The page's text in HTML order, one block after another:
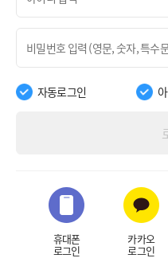
자동로그인
휴대폰
로그인
카카오
로그인